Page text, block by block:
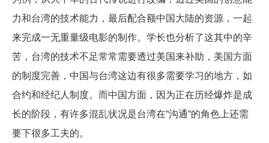
力和台湾的技术能力，最后配合额中国大陆的资源，一起
来完成一无重量级电影的制作。学长也分析了这其中的辛
苦，台湾的技术不足常常需要透过美国来补助，美国方面
的制度完善，中国与台湾这边有很多需要学习的地方，如
合约和经纪人制度。而中国方面，因为正在历经爆炸是成
长的阶段，有许多混乱状况是台湾在“沟通“的角色上还需
要下很多工夫的。